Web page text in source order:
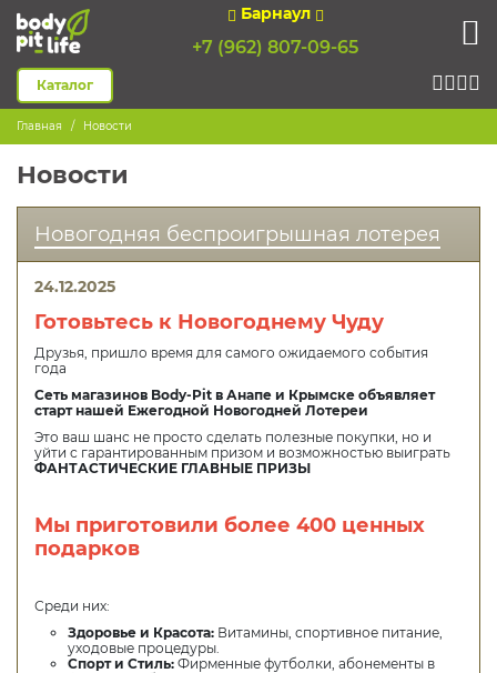
Барнаул
+7 (962) 807-09-65
Каталог
Главная Новости
Новости
Новогодняя беспроигрышная лотерея
24.12.2025
Готовьтесь к Новогоднему Чуду
Друзья, пришло время для самого ожидаемого события
года
Сеть магазинов Body-Pit в Анапе и Крымске объявляет
старт нашей Ежегодной Новогодней Лотереи
Это ваш шанс не просто сделать полезные покупки, но и
уйти с гарантированным призом и возможностью выиграть
ФАНТАСТИЧЕСКИЕ ГЛАВНЫЕ ПРИЗЫ
Мы приготовили более 400 ценных
подарков
Среди них:
Здоровье и Красота: Витамины, спортивное питание,
уходовые процедуры.
Спорт и Стиль: Фирменные футболки, абонементы в